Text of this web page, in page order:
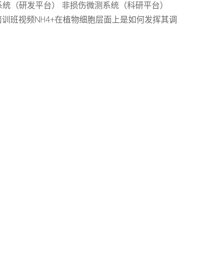
（研发平台） 非损伤微测系统（科研平台）
班视频NH4+在植物细胞层面上是如何发挥其调